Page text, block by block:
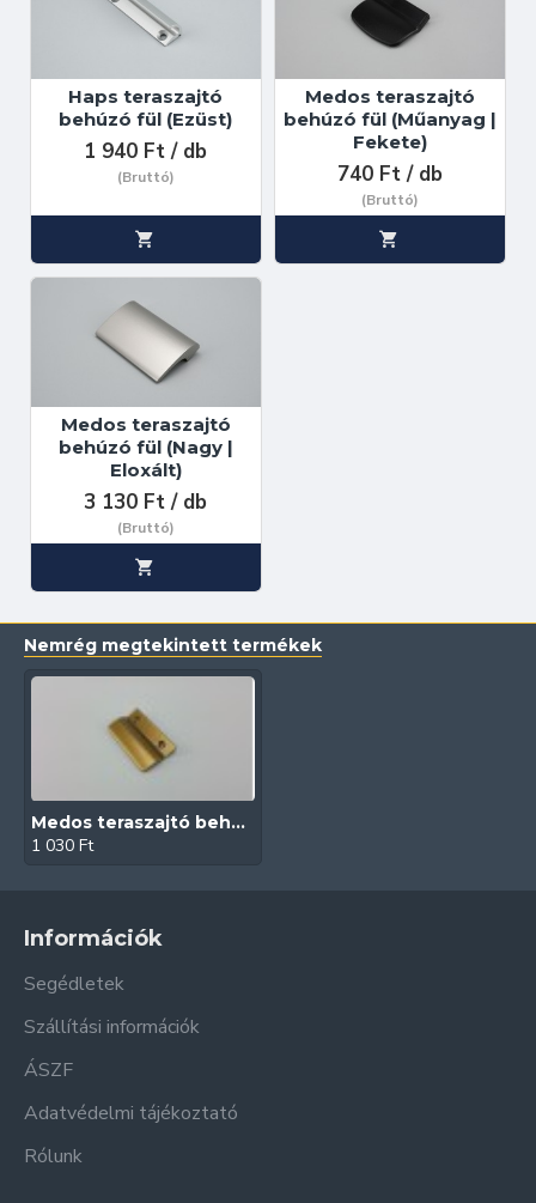
Haps teraszajtó
behúzó fül (Ezüst)
1 940 Ft / db
(Bruttó)
Medos teraszajtó
behúzó fül (Műanyag |
Fekete)
740 Ft / db
(Bruttó)
Medos teraszajtó
behúzó fül (Nagy |
Eloxált)
3 130 Ft / db
(Bruttó)
Nemrég megtekintett termékek
Medos teraszajtó behúzó fül (Közepes | Arany)
1 030 Ft
Információk
Segédletek
Szállítási információk
ÁSZF
Adatvédelmi tájékoztató
Rólunk